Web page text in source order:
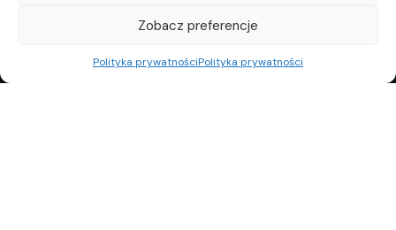
Zobacz preferencje
Polityka prywatnościPolityka prywatności